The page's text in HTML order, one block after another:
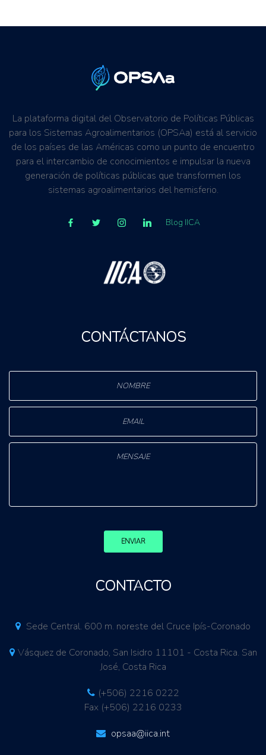
La plataforma digital del Observatorio de Políticas Públicas
para los Sistemas Agroalimentarios (OPSAa) está al servicio
de los países de las Américas como un punto de encuentro
para el intercambio de conocimientos e impulsar la nueva
generación de políticas públicas que transformen los
sistemas agroalimentarios del hemisferio.
Blog IICA
CONTÁCTANOS
ENVIAR
CONTACTO
Sede Central. 600 m. noreste del Cruce Ipís-Coronado
Vásquez de Coronado, San Isidro 11101 - Costa Rica. San
José, Costa Rica
(+506) 2216 0222
Fax (+506) 2216 0233
opsaa@iica.int